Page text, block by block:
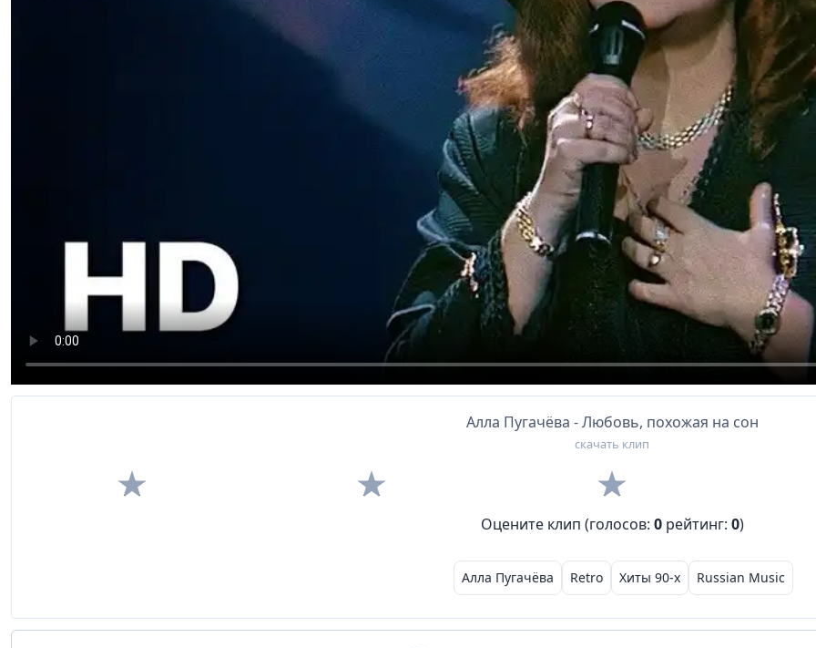
Алла Пугачёва - Любовь, похожая на сон
скачать клип
Оцените клип (голосов: 0 рейтинг: 0)
Алла Пугачёва Retro Хиты 90-х Russian Music